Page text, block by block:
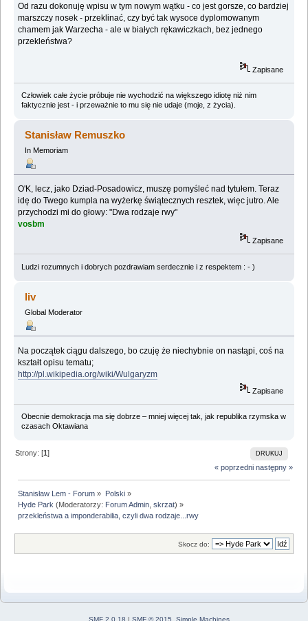
Od razu dokonuję wpisu w tym nowym wątku - co jest gorsze, co bardziej
marszczy nosek - przeklinać, czy być tak wysoce dyplomowanym
chamem jak Warzecha - ale w białych rękawiczkach, bez jednego
przekleństwa?
Zapisane
Człowiek całe życie próbuje nie wychodzić na większego idiotę niż nim
faktycznie jest - i przeważnie to mu się nie udaje (moje, z życia).
Stanisław Remuszko
In Memoriam
O'K, lecz, jako Dziad-Posadowicz, muszę pomyśleć nad tytułem. Teraz
idę do Twego kumpla na wyżerkę świątecznych resztek, więc jutro. Ale
przychodzi mi do głowy: "Dwa rodzaje rwy"
vosbm
Zapisane
Ludzi rozumnych i dobrych pozdrawiam serdecznie i z respektem : - )
liv
Global Moderator
Na początek ciągu dalszego, bo czuję że niechybnie on nastąpi, coś na
kształt opisu tematu;
http://pl.wikipedia.org/wiki/Wulgaryzm
Zapisane
Obecnie demokracja ma się dobrze – mniej więcej tak, jak republika rzymska w
czasach Oktawiana
DRUKUJ
Strony: [1]
« poprzedni następny »
Stanisław Lem - Forum » Polski»
Hyde Park (Moderatorzy: Forum Admin ,skrzat) »
przekleństwa a imponderabilia, czyli dwa rodzaje...rwy
Skocz do:
SMF 2.0.18 | SMF © 2015 Simple Machines